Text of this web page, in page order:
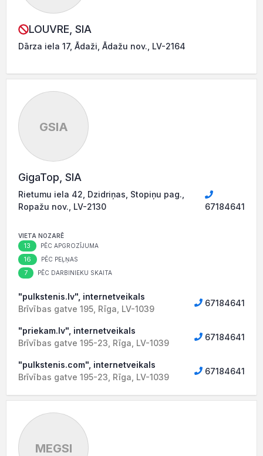
LOUVRE, SIA
Dārza iela 17, Ādaži, Ādažu nov., LV-2164
GSIA
GigaTop, SIA
Rietumu iela 42, Dzidriņas, Stopiņu pag.,
Ropažu nov., LV-2130
67184641
VIETA NOZARĒ
13 PĒC APGROZĪJUMA
16 PĒC PEĻŅAS
7 PĒC DARBINIEKU SKAITA
"pulkstenis.lv", internetveikals
Brīvības gatve 195, Rīga, LV-1039
67184641
"priekam.lv", internetveikals
Brīvības gatve 195-23, Rīga, LV-1039
67184641
"pulkstenis.com", internetveikals
Brīvības gatve 195-23, Rīga, LV-1039
67184641
MEGSI